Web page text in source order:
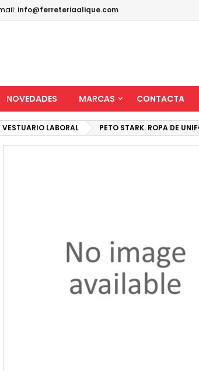
info@ferreteriaalique.com
NOVEDADES MARCAS CONTACTA
LABORAL PETO STARK. ROPA DE